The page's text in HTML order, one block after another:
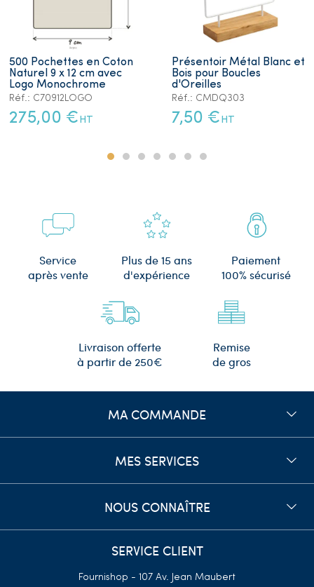
500 Pochettes en Coton
Naturel 9 x 12 cm avec
Logo Monochrome
Réf.: C70912LOGO
275,00 € HT
Présentoir Métal Blanc et
Bois pour Boucles
d'Oreilles
Réf.: CMDQ303
7,50 € HT
Service
après vente
Plus de 15 ans
d'expérience
Paiement
100% sécurisé
Livraison offerte
à partir de 250€
Remise
de gros
MA COMMANDE
MES SERVICES
NOUS CONNAÎTRE
SERVICE CLIENT
Fournishop - 107 Av. Jean Maubert